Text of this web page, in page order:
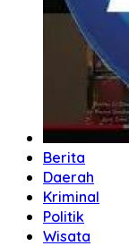
Berita
Daerah
Kriminal
Politik
Wisata